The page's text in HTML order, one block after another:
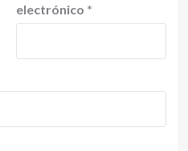
electrónico *